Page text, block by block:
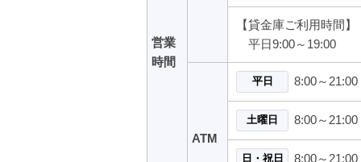
営業
時間
【貸金庫ご利用時間】
平日9:00～19:00
ATM
平日 8:00～21:00
土曜日 8:00～21:00
日・祝日 8:00～21:00